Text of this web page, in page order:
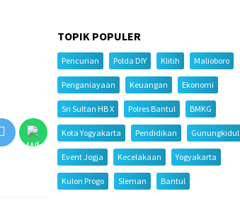
TOPIK POPULER
Pencurian Polda DIY Klitih Malioboro
Penganiayaan Keuangan Ekonomi
Sri Sultan HB X Polres Bantul BMKG
Kota Yogyakarta Pendidikan Gunungkidul
Event Jogja Kecelakaan Yogyakarta
Kulon Progo Sleman Bantul